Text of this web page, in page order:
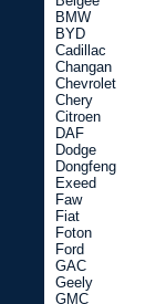
BMW
BYD
Cadillac
Changan
Chevrolet
Chery
Citroen
DAF
Dodge
Dongfeng
Exeed
Faw
Fiat
Foton
Ford
GAC
Geely
GMC